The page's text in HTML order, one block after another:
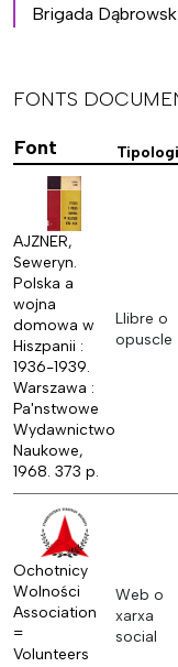
Brigada
FONTS
Font
AJZNER,
Seweryn.
Polska a
wojna
domowa w
Hiszpanii :
1936-1939.
Warszawa :
Pa'nstwowe
Wydawnictwo
Naukowe,
1968. 373 p.
Llibre o
opuscle
Ochotnicy
Wolności
Association
=
Volunteers
Web o
xarxa
social